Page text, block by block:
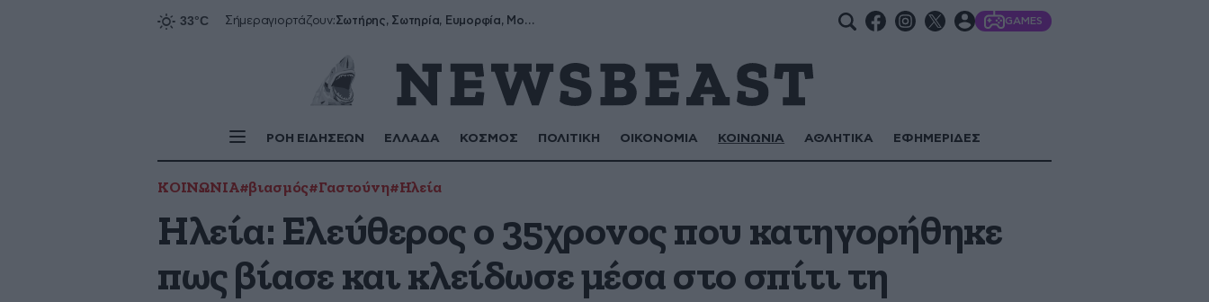
Σήμεραγιορτάζουν: Σωτήρης, Σωτηρία, Ευμορφία, Μορφούλα GAMES
ΡΟΗ ΕΙΔΗΣΕΩΝ ΕΛΛΑΔΑ ΚΟΣΜΟΣ ΠΟΛΙΤΙΚΗ ΟΙΚΟΝΟΜΙΑ ΚΟΙΝΩΝΙΑ ΑΘΛΗΤΙΚΑ ΕΦΗΜΕΡΙΔΕΣ
ΚΟΙΝΩΝΙΑ#βιασμός#Γαστούνη#Ηλεία
Ηλεία: Ελεύθερος ο 35χρονος που κατηγορήθηκε
πως βίασε και κλείδωσε μέσα στο σπίτι τη